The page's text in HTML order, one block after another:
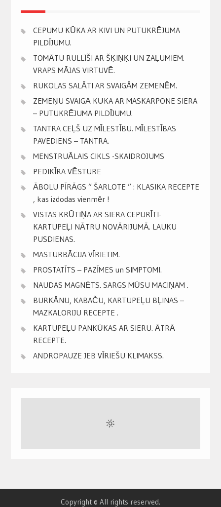
CEPUMU KŪKA AR KIVI UN PUTUKRĒJUMA
PILDĪJUMU.
TOMĀTU RULLĪŠI AR ŠĶIŅĶI UN ZAĻUMIEM.
VRAPS MĀJAS VIRTUVĒ.
RUKOLAS SALĀTI AR SVAIGĀM ZEMENĒM.
ZEMEŅU SVAIGĀ KŪKA AR MASKARPONE SIERA
– PUTUKRĒJUMA PILDĪJUMU.
TANTRA CEĻŠ UZ MĪLESTĪBU. MĪLESTĪBAS
PAVEDIENS – TANTRA.
MENSTRUĀLAIS CIKLS -SKAIDROJUMS
PEDIKĪRA VĒSTURE
ĀBOLU PĪRĀGS ” ŠARLOTE ” : KLASIKA RECEPTE
, kas izdodas vienmēr !
VISTAS KRŪTIŅA AR SIERA CEPURĪTI-
KARTUPEĻI NĀTRU NOVĀRIJUMĀ. LAUKU
PUSDIENAS.
MASTURBĀCIJA VĪRIETIM.
PROSTATĪTS – PAZĪMES un SIMPTOMI.
NAUDAS MAGNĒTS. SARGS MŪSU MACIŅAM .
BURKĀNU, KABAČU, KARTUPEĻU BĻINAS –
MAZKALORIJU RECEPTE .
KARTUPEĻU PANKŪKAS AR SIERU. ĀTRĀ
RECEPTE.
ANDROPAUZE JEB VĪRIEŠU KLIMAKSS.
Copyright © All rights reserved.